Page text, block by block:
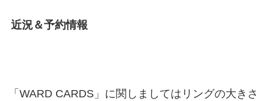
近況＆予約情報
「WARD CARDS」に関しましてはリングの大きさ